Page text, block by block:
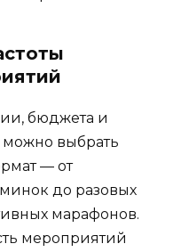
бюджета и
можно выбрать
— от
до разовых
марафонов.
мероприятий